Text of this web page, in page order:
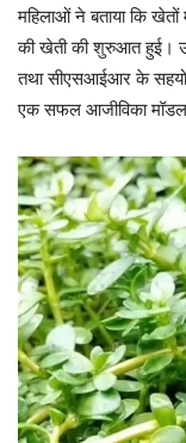
महिलाओं ने बताया कि खेतों
की खेती की शुरुआत हुई।
तथा सीएसआईआर के
एक सफल आजीविका मॉडल